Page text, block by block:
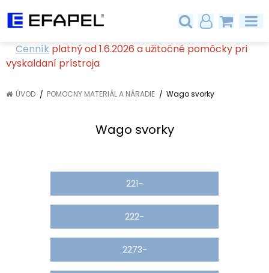
Cenník platný od 1.6.2026 a užitočné pomôcky pri
vyskaldaní prístroja
ÚVOD POMOCNY MATERIÁL A NÁRADIE Wago svorky
Wago svorky
221-
222-
2273-